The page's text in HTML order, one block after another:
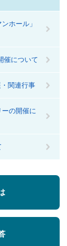
ホール」
催について
関連行事
の開催に